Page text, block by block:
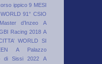
ippico 9 MESI
91° CSIO
d’Inzeo
A
Racing 2018 A
WORLD SI
A Palazzo
di Sissi 2022
A